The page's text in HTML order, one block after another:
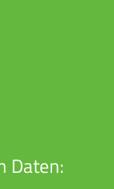
Daten: